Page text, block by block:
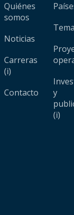
Quiénes
somos
Noticias
Carreras
(i)
Contacto
y
(i)